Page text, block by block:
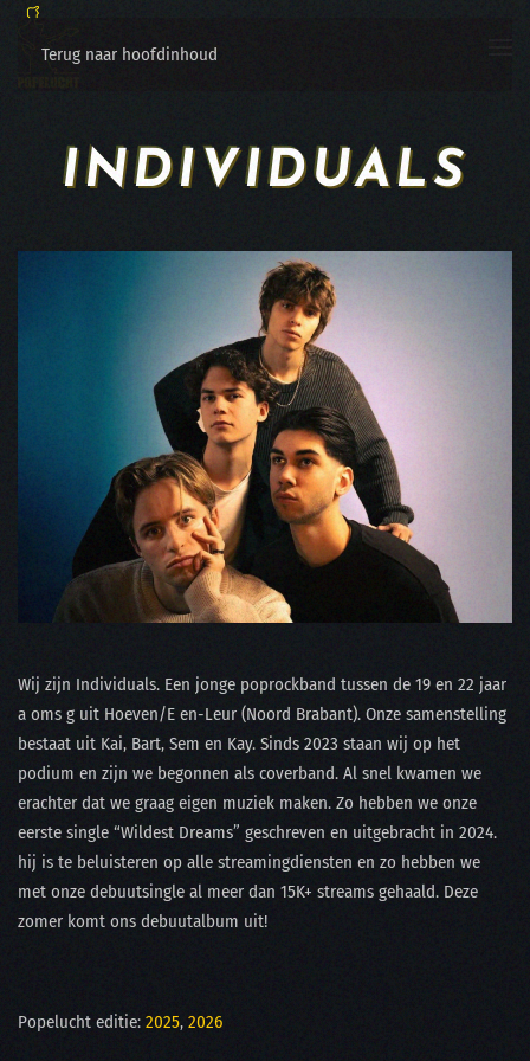
Terug naar hoofdinhoud
INDIVIDUALS
Wij zijn Individuals. Een jonge poprockband tussen de 19 en 22 jaar
a oms g uit Hoeven/E en-Leur (Noord Brabant). Onze samenstelling
bestaat uit Kai, Bart, Sem en Kay. Sinds 2023 staan wij op het
podium en zijn we begonnen als coverband. Al snel kwamen we
erachter dat we graag eigen muziek maken. Zo hebben we onze
eerste single “Wildest Dreams” geschreven en uitgebracht in 2024.
hij is te beluisteren op alle streamingdiensten en zo hebben we
met onze debuutsingle al meer dan 15K+ streams gehaald. Deze
zomer komt ons debuutalbum uit!
Popelucht editie: 2025, 2026